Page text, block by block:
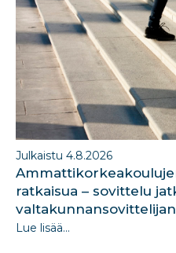
Julkaistu 4.8.2026
ratkaisua – sovittelu
Lue lisää...